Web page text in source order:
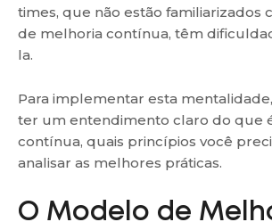
times, que não estão familiarizados
de melhoria contínua, têm
la.
Para implementar esta
ter um entendimento claro do que
contínua, quais princípios você
analisar as melhores práticas.
O Modelo de